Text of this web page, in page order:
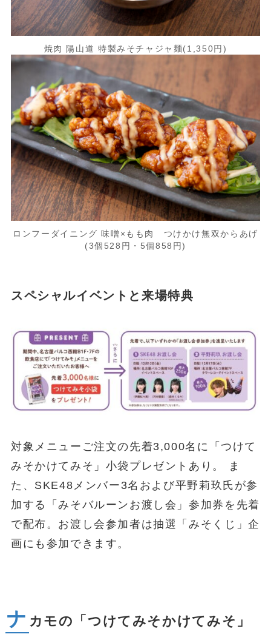
焼肉 陽山道 特製みそチャジャ麺(1,350円)
ロンフーダイニング 味噌×もも肉 つけかけ無双からあげ
(3個528円・5個858円)
スペシャルイベントと来場特典
対象メニューご注文の先着3,000名に「つけて
みそかけてみそ」小袋プレゼントあり。 ま
た、SKE48メンバー3名および平野莉玖氏が参
加する「みそバルーンお渡し会」参加券を先着
で配布。お渡し会参加者は抽選「みそくじ」企
画にも参加できます。
ナ カモの「つけてみそかけてみそ」